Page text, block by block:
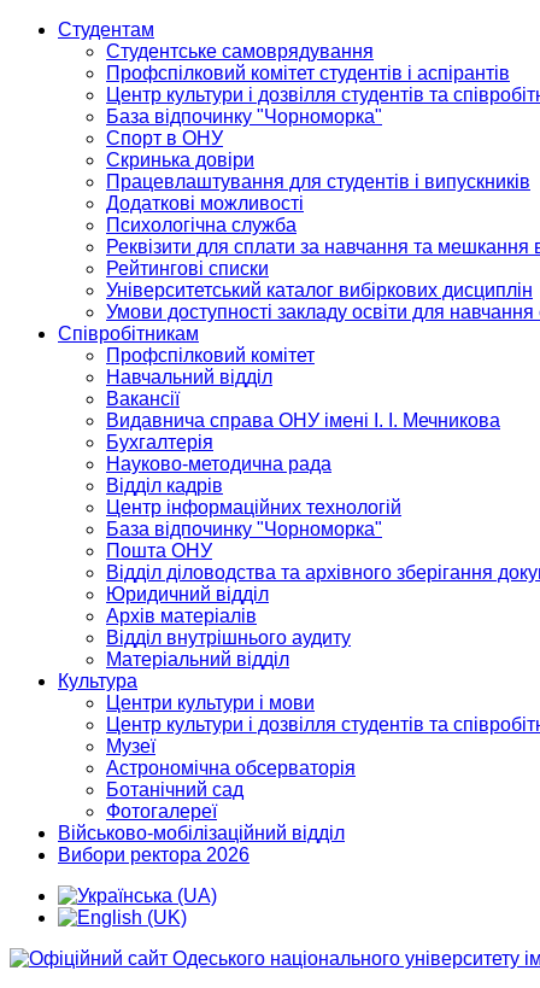
Студентам
Студентське самоврядування
Профспілковий комітет студентів і аспірантів
Центр культури і дозвілля студентів та
База відпочинку "Чорноморка"
Спорт в ОНУ
Скринька довіри
Працевлаштування для студентів і випускників
Додаткові можливості
Психологічна служба
Реквізити для сплати за навчання та мешкання
Рейтингові списки
Університетський каталог вибіркових дисциплін
Умови доступності закладу освіти для
Співробітникам
Профспілковий комітет
Навчальний відділ
Вакансії
Видавнича справа ОНУ імені І. І. Мечникова
Бухгалтерія
Науково-методична рада
Відділ кадрів
Центр інформаційних технологій
База відпочинку "Чорноморка"
Пошта ОНУ
Відділ діловодства та архівного зберігання
Юридичний відділ
Архів матеріалів
Відділ внутрішнього аудиту
Матеріальний відділ
Культура
Центри культури і мови
Центр культури і дозвілля студентів та
Музеї
Астрономічна обсерваторія
Ботанічний сад
Фотогалереї
Військово-мобілізаційний відділ
Вибори ректора 2026